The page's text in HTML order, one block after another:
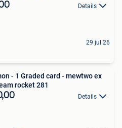
Details
29 jul 26
- 1 Graded card - mewtwo ex
rocket 281
Details